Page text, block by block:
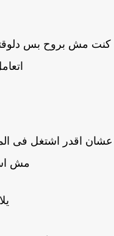
مش بروح بس دلوقتى
اقدر اشتغل فى
مش